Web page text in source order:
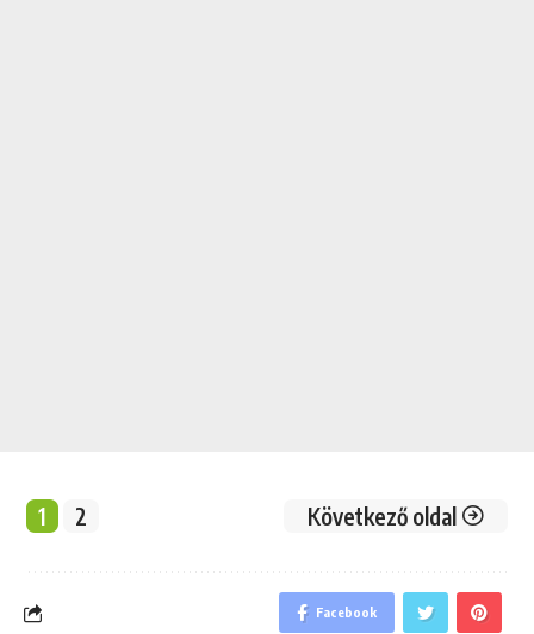
1 2 Következő oldal
Facebook